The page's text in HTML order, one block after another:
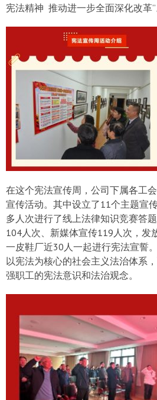
宪法精神 推动进一步全面深化改革”
在这个宪法宣传周，公司下属各工
宣传活动。其中设立了11个主题宣
多人次进行了线上法律知识竞赛答
104人次、新媒体宣传119人次，发
一皮鞋厂近30人一起进行宪法宣誓
以宪法为核心的社会主义法治体系
强职工的宪法意识和法治观念。